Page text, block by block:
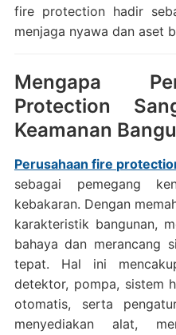
fire protection hadir
menjaga nyawa dan aset
Mengapa
Protection
Keamanan
Perusahaan fire
sebagai pemegang
kebakaran. Dengan
karakteristik bangunan,
bahaya dan merancang
tepat. Hal ini
detektor, pompa, sistem
otomatis, serta
menyediakan alat,